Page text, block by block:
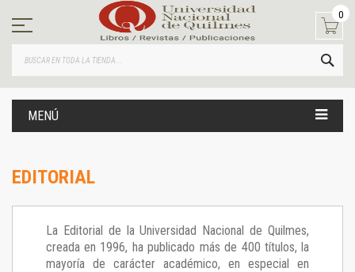
contenido
0
MENÚ
EDITORIAL
La Editorial de la Universidad Nacional de Quilmes,
creada en 1996, ha publicado más de 400 títulos, la
mayoría de carácter académico, en especial en